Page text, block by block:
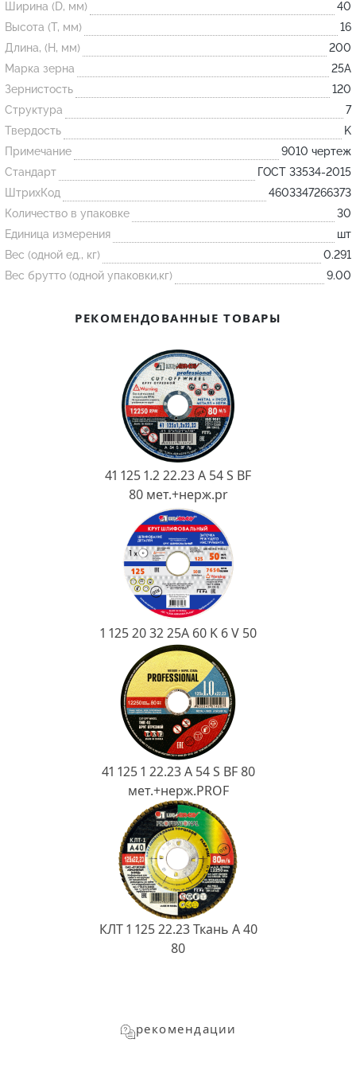
Огнеупорные
изделия
Скачать каталог
Тигель
Муфель
Черпак
Шербер
Трубка
Стержень
Пробка
Лодочка
Ковш разливочный
Огнеупорная SiC смесь
Ширина (D, мм)
40
Высота (T, мм)
16
Длина, (H, мм)
200
Марка зерна
25А
Зернистость
120
Структура
7
Твердость
K
Примечание
9010 чертеж
Стандарт
ГОСТ 33534-2015
ШтрихКод
4603347266373
Количество в упаковке
30
Единица измерения
шт
Вес (одной ед., кг)
0.291
Вес брутто (одной упаковки,кг)
9.00
РЕКОМЕНДОВАННЫЕ ТОВАРЫ
41 125 1.2 22.23 A 54 S BF
80 мет.+нерж.pr
1 125 20 32 25А 60 K 6 V 50
41 125 1 22.23 A 54 S BF 80
мет.+нерж.PROF
КЛТ 1 125 22.23 Ткань A 40
80
рекомендации